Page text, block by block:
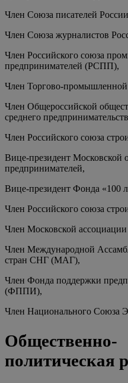
Член Союза писателей
Член Союза журналистов
Член Российского союза
предпринимателей (РСПП),
Член Торгово-
Член Общероссийской
среднего
Член Российского союза
Вице-президент Московской
предпринимателей,
Вице-президент Фонда «100
Член Российского союза
Член Московской
Член Международной
стран СНГ (МАГ),
Член Фонда поддержки
(ФППИ),
Член Национального Союза
Общественно-
политическая